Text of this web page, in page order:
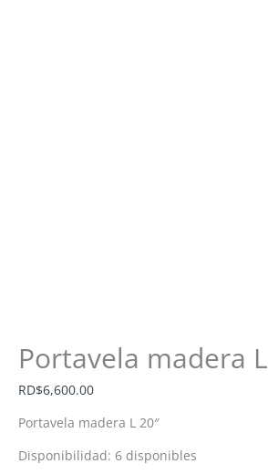
Portavela madera L
RD$6,600.00
Portavela madera L 20″
Disponibilidad: 6 disponibles